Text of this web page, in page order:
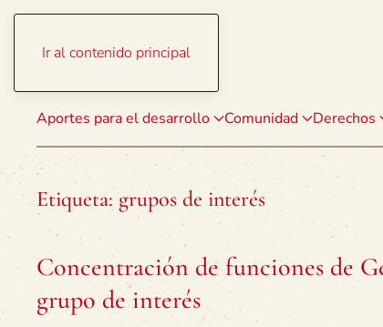
Ir al contenido principal
Aportes para el desarrollo Comunidad Derechos
Etiqueta: grupos de interés
Concentración de funciones de
grupo de interés